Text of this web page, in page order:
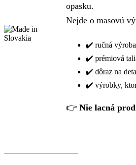
opasku.
Nejde o masovú
✔️ ručná
✔️ prémiová
✔️ dôraz na
✔️ výrobky,
👉 Nie lacná